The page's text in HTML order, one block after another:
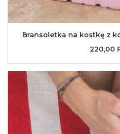
Bransoletka na kostkę z
220,00